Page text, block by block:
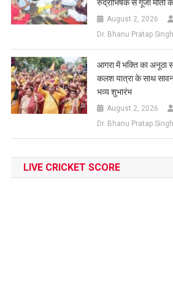
रुद्राभिषेक से गूंजा मोती
August 2, 2026
Dr. Bhanu Pratap Singh
आगरा में भक्ति का अनूठा
कलश यात्रा के साथ
भव्य शुभारंभ
August 2, 2026
Dr. Bhanu Pratap Singh
LIVE CRICKET SCORE